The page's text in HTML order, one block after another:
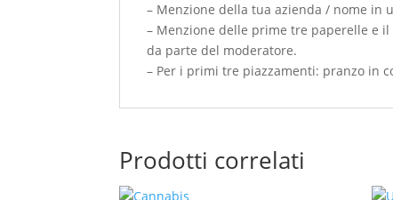
– Menzione della tua azienda / nome in
– Menzione delle prime tre paperelle e
da parte del moderatore.
– Per i primi tre piazzamenti: pranzo in
Prodotti correlati